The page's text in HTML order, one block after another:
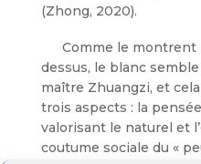
(Zhong, 2020).
Comme le
dessus, le blanc
maître Zhuangzi, et
trois aspects : la
valorisant le naturel et
coutume sociale du «